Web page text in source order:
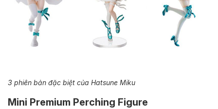
3 phiên bản đặc biệt của Hatsune Miku
Mini Premium Perching Figure